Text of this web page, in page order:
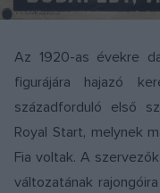
Az 1920-as évekre
figurájára hajazó
századforduló első
Royal Start, melynek
Fia voltak. A
változatának